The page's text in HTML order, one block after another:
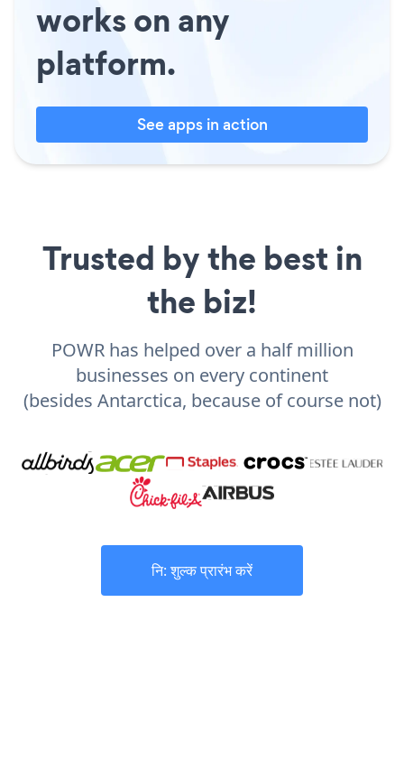
works on any
platform.
See apps in action
Trusted by the best in
the biz!
POWR has helped over a half million
businesses on every continent
(besides Antarctica, because of course not)
नि: शुल्क प्रारंभ करें